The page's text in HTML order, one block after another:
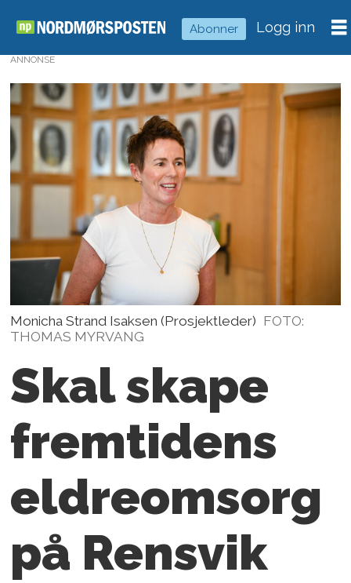
Abonner Logg inn
ANNONSE
Monicha Strand Isaksen (Prosjektleder) FOTO:
THOMAS MYRVANG
Skal skape
fremtidens
eldreomsorg
på Rensvik